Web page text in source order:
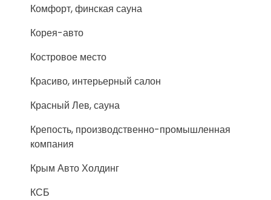
Комфорт, финская сауна
Корея-авто
Костровое место
Красиво, интерьерный салон
Красный Лев, сауна
Крепость, производственно-промышленная
компания
Крым Авто Холдинг
КСБ